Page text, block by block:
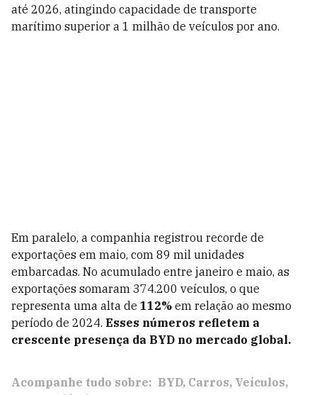
até 2026, atingindo capacidade de transporte
marítimo superior a 1 milhão de veículos por ano.
Em paralelo, a companhia registrou recorde de
exportações em maio, com 89 mil unidades
embarcadas. No acumulado entre janeiro e maio, as
exportações somaram 374.200 veículos, o que
representa uma alta de 112% em relação ao mesmo
período de 2024. Esses números refletem a
crescente presença da BYD no mercado global.
Acompanhe tudo sobre: BYD Carros Veículos